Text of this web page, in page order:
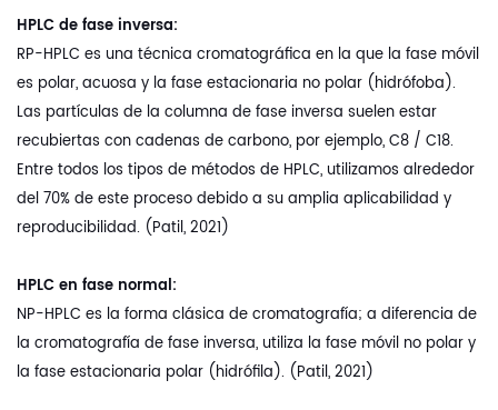
HPLC de fase inversa:
RP-HPLC es una técnica cromatográfica en la que la fase móvil
es polar, acuosa y la fase estacionaria no polar (hidrófoba).
Las partículas de la columna de fase inversa suelen estar
recubiertas con cadenas de carbono, por ejemplo, C8 / C18.
Entre todos los tipos de métodos de HPLC, utilizamos alrededor
del 70% de este proceso debido a su amplia aplicabilidad y
reproducibilidad. (Patil, 2021)
HPLC en fase normal:
NP-HPLC es la forma clásica de cromatografía; a diferencia de
la cromatografía de fase inversa, utiliza la fase móvil no polar y
la fase estacionaria polar (hidrófila). (Patil, 2021)